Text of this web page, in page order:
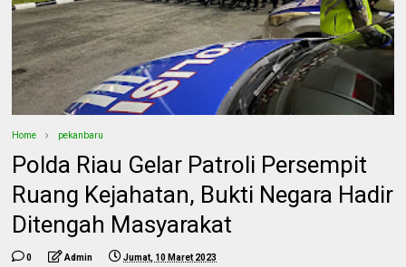
Home pekanbaru
Polda Riau Gelar Patroli Persempit
Ruang Kejahatan, Bukti Negara Hadir
Ditengah Masyarakat
0 Admin Jumat, 10 Maret 2023